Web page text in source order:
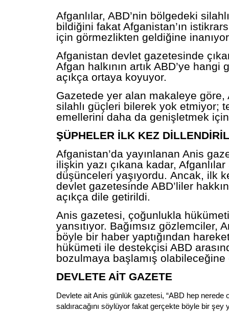
Afganlılar, ABD’nin bölgedeki
bildiğini fakat Afganistan’ın
için görmezlikten geldiğine
Afganistan devlet gazetesinde
Afgan halkının artık ABD’ye hangi
açıkça ortaya koyuyor.
Gazetede yer alan makaleye göre,
silahlı güçleri bilerek yok etmiyor;
emellerini daha da genişletmek
ŞÜPHELER İLK KEZ
Afganistan’da yayınlanan Anis
ilişkin yazı çıkana kadar, Afganlılar
düşünceleri yaşıyordu. Ancak, ilk
devlet gazetesinde ABD’liler
açıkça dile getirildi.
Anis gazetesi, çoğunlukla
yansıtıyor. Bağımsız gözlemciler,
böyle bir haber yaptığından
hükümeti ile destekçisi ABD
bozulmaya başlamış
DEVLETE AİT GAZETE
Devlete ait Anis günlük gazetesi, “ABD hep nerede
saldıracağını söylüyor fakat gerçekte böyle bir şey